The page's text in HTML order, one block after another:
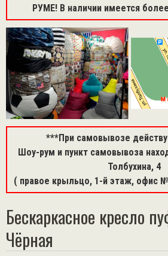
РУМЕ! В наличии имеется
***При самовывозе
Шоу-рум и пункт самовывоза
Толбухина, 4
( правое крыльцо, 1-й этаж, офис
Бескаркасное кресло
Чёрная